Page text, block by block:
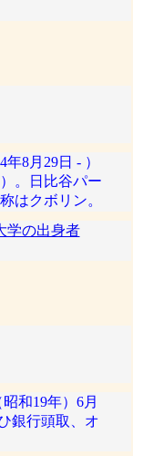
8月29日 - ）
。日比谷パー
はクボリン。
学の出身者
和19年）6月
銀行頭取、オ